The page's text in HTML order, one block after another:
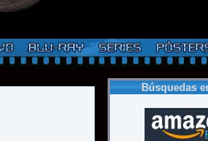
Búsquedas